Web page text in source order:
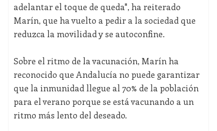
adelantar el toque de queda", ha reiterado
Marín, que ha vuelto a pedir a la sociedad que
reduzca la movilidad y se autoconfine.
Sobre el ritmo de la vacunación, Marín ha
reconocido que Andalucía no puede garantizar
que la inmunidad llegue al 70% de la población
para el verano porque se está vacunando a un
ritmo más lento del deseado.